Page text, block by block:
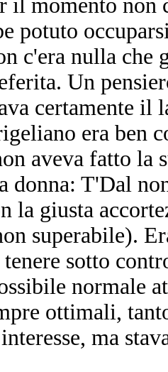
il momento
potuto
c'era nulla che
Un
certamente il
era ben
aveva fatto la
donna: T'Dal
la giusta
superabile).
sotto
normale
ottimali,
ma